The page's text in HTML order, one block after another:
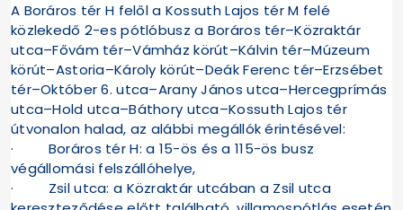
A Boráros tér H felől a Kossuth Lajos tér M felé
közlekedő 2-es pótlóbusz a Boráros tér–Közraktár
utca–Fővám tér–Vámház körút–Kálvin tér–Múzeum
körút–Astoria–Károly körút–Deák Ferenc tér–Erzsébet
tér–Október 6. utca–Arany János utca–Hercegprímás
utca–Hold utca–Báthory utca–Kossuth Lajos tér
útvonalon halad, az alábbi megállók érintésével:
· Boráros tér H: a 15-ös és a 115-ös busz
végállomási felszállóhelye,
· Zsil utca: a Közraktár utcában a Zsil utca